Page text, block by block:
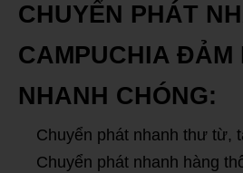
CHUYỂN PHÁT
CAMPUCHIA ĐẢM
NHANH CHÓNG:
Chuyển phát nhanh thư từ,
Chuyển phát nhanh hàng